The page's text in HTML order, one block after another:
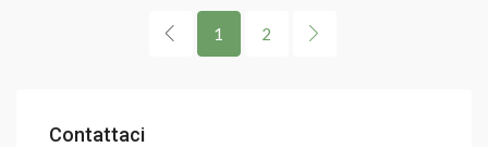
1 2
Contattaci